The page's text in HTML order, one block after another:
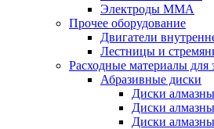
Электроды MMA
Прочее оборудование
Двигатели
Лестницы и
Расходные материалы для
Абразивные диски
Диски
Диски
Диски